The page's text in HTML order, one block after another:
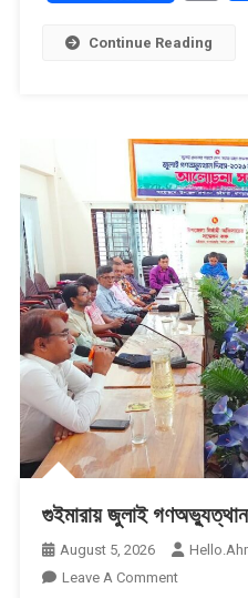
Continue Reading
গুইমারায় জুলাই
August 5, 2026
Leave A CommentOn